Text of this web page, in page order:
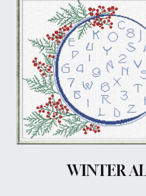
WINTER